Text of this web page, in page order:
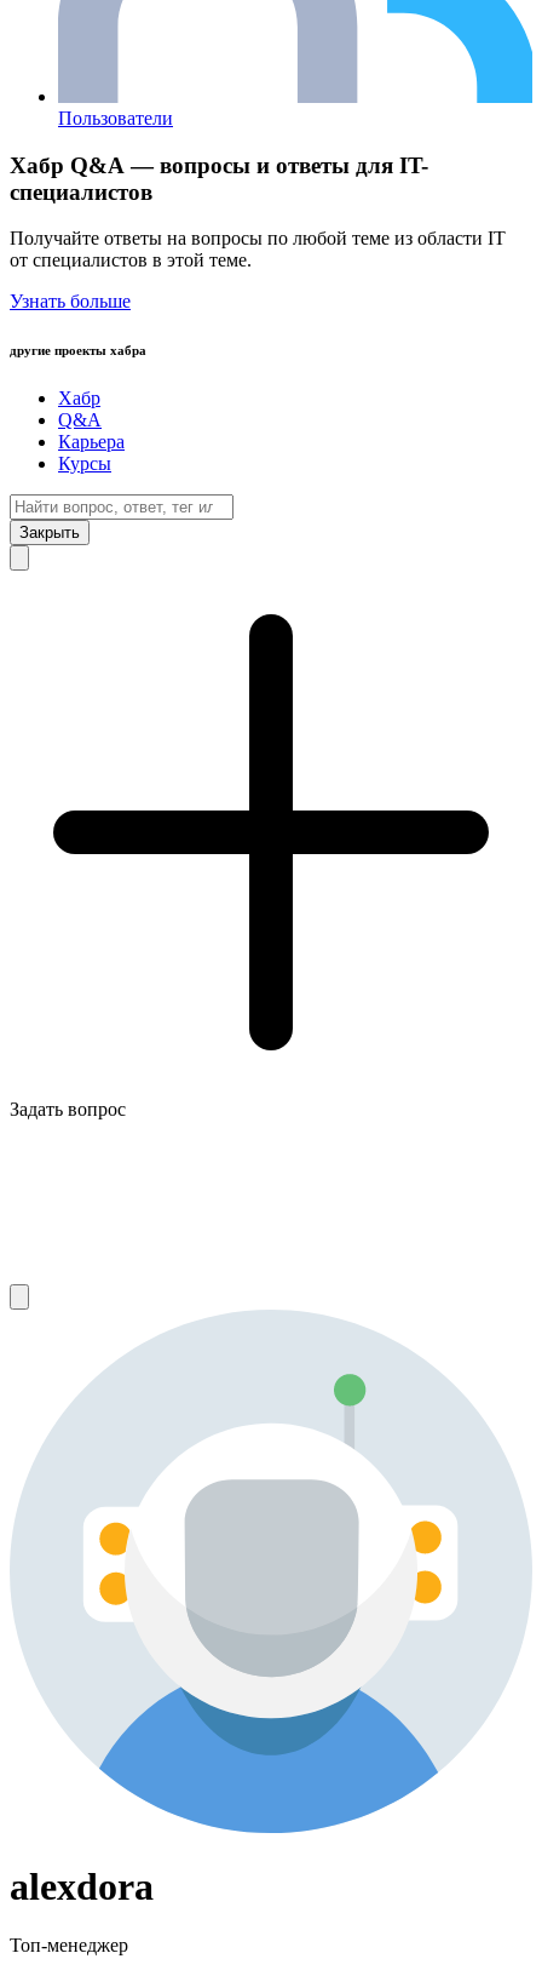
Пользователи
Хабр Q&A — вопросы и ответы для IT-
специалистов
Получайте ответы на вопросы по любой теме из области IT
от специалистов в этой теме.
Узнать больше
другие проекты хабра
Хабр
Q&A
Карьера
Курсы
Закрыть
Задать вопрос
alexdora
Топ-менеджер